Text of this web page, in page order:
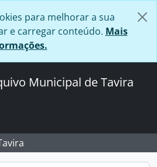
para melhorar a sua
e carregar conteúdo. Mais
Municipal de Tavira